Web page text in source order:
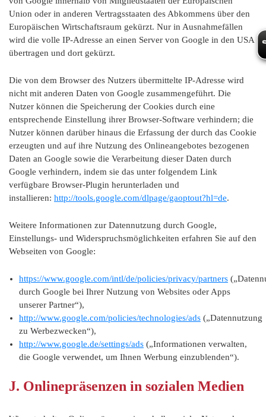
Union oder in anderen Vertragsstaaten des Abkommens über den
Europäischen Wirtschaftsraum gekürzt. Nur in Ausnahmefällen
wird die volle IP-Adresse an einen Server von Google in den USA
übertragen und dort gekürzt.
Die von dem Browser des Nutzers übermittelte IP-Adresse wird
nicht mit anderen Daten von Google zusammengeführt. Die
Nutzer können die Speicherung der Cookies durch eine
entsprechende Einstellung ihrer Browser-Software verhindern; die
Nutzer können darüber hinaus die Erfassung der durch das Cookie
erzeugten und auf ihre Nutzung des Onlineangebotes bezogenen
Daten an Google sowie die Verarbeitung dieser Daten durch
Google verhindern, indem sie das unter folgendem Link
verfügbare Browser-Plugin herunterladen und
installieren: http://tools.google.com/dlpage/gaoptout?hl=de.
Weitere Informationen zur Datennutzung durch Google,
Einstellungs- und Widerspruchsmöglichkeiten erfahren Sie auf den
Webseiten von Google:
https://www.google.com/intl/de/policies/privacy/partners
durch Google bei Ihrer Nutzung von Websites oder Apps
unserer Partner“),
http://www.google.com/policies/technologies/ads („Datennutzung
zu Werbezwecken“),
http://www.google.de/settings/ads („Informationen verwalten,
die Google verwendet, um Ihnen Werbung einzublenden“).
J. Onlinepräsenzen in sozialen Medien